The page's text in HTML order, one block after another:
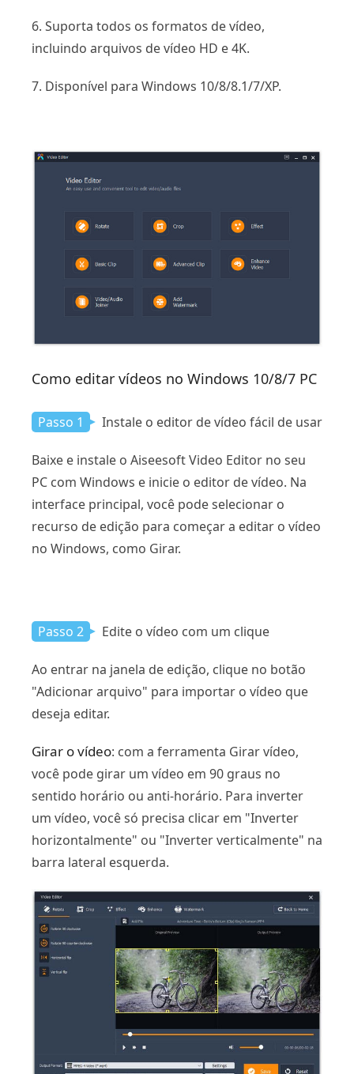
6. Suporta todos os formatos de vídeo,
incluindo arquivos de vídeo HD e 4K.
7. Disponível para Windows 10/8/8.1/7/XP.
Como editar vídeos no Windows 10/8/7 PC
Passo 1 Instale o editor de vídeo fácil de usar
Baixe e instale o Aiseesoft Video Editor no seu
PC com Windows e inicie o editor de vídeo. Na
interface principal, você pode selecionar o
recurso de edição para começar a editar o vídeo
no Windows, como Girar.
Passo 2 Edite o vídeo com um clique
Ao entrar na janela de edição, clique no botão
"Adicionar arquivo" para importar o vídeo que
deseja editar.
Girar o vídeo: com a ferramenta Girar vídeo,
você pode girar um vídeo em 90 graus no
sentido horário ou anti-horário. Para inverter
um vídeo, você só precisa clicar em "Inverter
horizontalmente" ou "Inverter verticalmente" na
barra lateral esquerda.